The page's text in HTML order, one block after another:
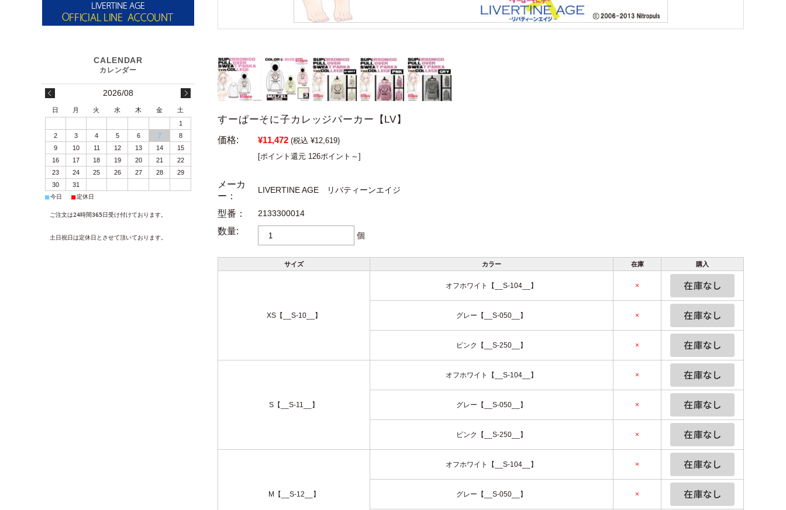
すーぱーそに子カレッジパーカー【LV】
価格: ¥11,472 (税込 ¥12,619)
[ポイント還元 126ポイント～]
メーカ
ー：
LIVERTINE AGE リバティーンエイジ
型番： 2133300014
数量: 個
サイズ カラー 在庫 購入
XS【__S-10__】
オフホワイト【__S-104__】 ×
グレー【__S-050__】 ×
ピンク【__S-250__】 ×
S【__S-11__】
オフホワイト【__S-104__】 ×
グレー【__S-050__】 ×
ピンク【__S-250__】 ×
M【__S-12__】
オフホワイト【__S-104__】 ×
グレー【__S-050__】 ×
2026/08
日 月 火 水 木 金
土
1
2
3 4 5 6 7
8
9
10 11 12 13 14
15
16
17 18 19 20 21
22
23
24 25 26 27 28
29
30
31
■今日 ■定休日
ご注文は24時間365日受け付けております。
土日祝日は定休日とさせて頂いております。